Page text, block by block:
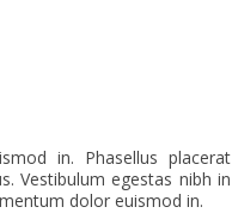
in. Phasellus placerat
Vestibulum egestas nibh in
dolor euismod in.